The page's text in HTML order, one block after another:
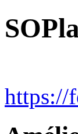
https://